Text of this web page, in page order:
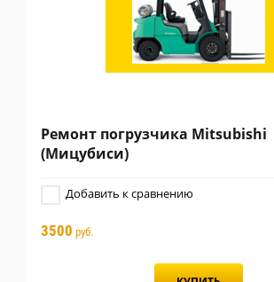
Ремонт погрузчика Mitsubishi
(Мицубиси)
Добавить к сравнению
3500 руб.